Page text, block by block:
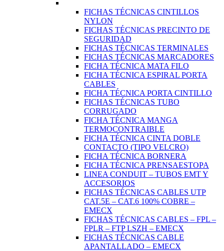
FICHAS TÉCNICAS CINTILLOS
NYLON
FICHAS TÉCNICAS PRECINTO DE
SEGURIDAD
FICHAS TÉCNICAS TERMINALES
FICHAS TÉCNICAS MARCADORES
FICHA TÉCNICA MATA FILO
FICHA TÉCNICA ESPIRAL PORTA
CABLES
FICHA TÉCNICA PORTA CINTILLO
FICHAS TÉCNICAS TUBO
CORRUGADO
FICHA TÉCNICA MANGA
TERMOCONTRAIBLE
FICHA TÉCNICA CINTA DOBLE
CONTACTO (TIPO VELCRO)
FICHA TÉCNICA BORNERA
FICHA TÉCNICA PRENSAESTOPA
LINEA CONDUIT – TUBOS EMT Y
ACCESORIOS
FICHAS TÉCNICAS CABLES UTP
CAT.5E – CAT.6 100% COBRE –
EMECX
FICHAS TÉCNICAS CABLES – FPL –
FPLR – FTP LSZH – EMECX
FICHAS TÉCNICAS CABLE
APANTALLADO – EMECX